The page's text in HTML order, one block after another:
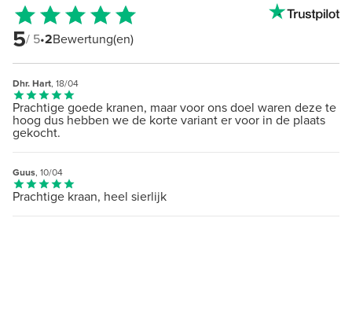
5/ 5•2Bewertung(en)
Dhr. Hart, 18/04
Prachtige goede kranen, maar voor ons doel waren deze te
hoog dus hebben we de korte variant er voor in de plaats
gekocht.
Guus, 10/04
Prachtige kraan, heel sierlijk